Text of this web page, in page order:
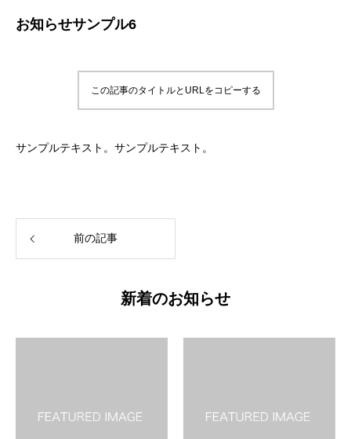
お知らせサンプル6
この記事のタイトルとURLをコピーする
サンプルテキスト。サンプルテキスト。
前の記事
新着のお知らせ